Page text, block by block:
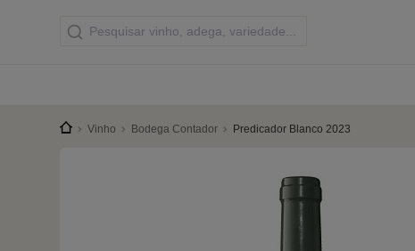
Vinho Bodega Contador Predicador Blanco 2023